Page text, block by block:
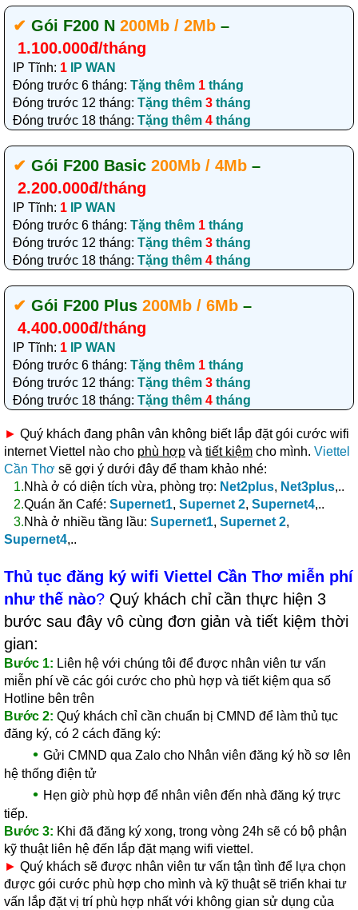
✔‎ Gói F200 N 200Mb / 2Mb –
1.100.000đ/tháng
IP Tĩnh: 1 IP WAN
Đóng trước 6 tháng: Tặng thêm 1 tháng
Đóng trước 12 tháng: Tặng thêm 3 tháng
Đóng trước 18 tháng: Tặng thêm 4 tháng
✔‎ Gói F200 Basic 200Mb / 4Mb –
2.200.000đ/tháng
IP Tĩnh: 1 IP WAN
Đóng trước 6 tháng: Tặng thêm 1 tháng
Đóng trước 12 tháng: Tặng thêm 3 tháng
Đóng trước 18 tháng: Tặng thêm 4 tháng
✔‎ Gói F200 Plus 200Mb / 6Mb –
4.400.000đ/tháng
IP Tĩnh: 1 IP WAN
Đóng trước 6 tháng: Tặng thêm 1 tháng
Đóng trước 12 tháng: Tặng thêm 3 tháng
Đóng trước 18 tháng: Tặng thêm 4 tháng
► Quý khách đang phân vân không biết lắp đặt gói cước wifi
internet Viettel nào cho phù hợp và tiết kiệm cho mình. Viettel
Cần Thơ sẽ gợi ý dưới đây để tham khảo nhé:
1.Nhà ở có diện tích vừa, phòng trọ: Net2plus, Net3plus,..
2.Quán ăn Café: Supernet1, Supernet 2, Supernet4,..
3.Nhà ở nhiều tầng lầu: Supernet1, Supernet 2,
Supernet4,..
Thủ tục đăng ký wifi Viettel Cần Thơ miễn phí
như thế nào? Quý khách chỉ cần thực hiện 3
bước sau đây vô cùng đơn giản và tiết kiệm thời
gian:
Bước 1: Liên hệ với chúng tôi để được nhân viên tư vấn
miễn phí về các gói cước cho phù hợp và tiết kiệm qua số
Hotline bên trên
Bước 2: Quý khách chỉ cần chuẩn bị CMND để làm thủ tục
đăng ký, có 2 cách đăng ký:
• Gửi CMND qua Zalo cho Nhân viên đăng ký hồ sơ lên
hệ thống điện tử
• Hẹn giờ phù hợp để nhân viên đến nhà đăng ký trực
tiếp.
Bước 3: Khi đã đăng ký xong, trong vòng 24h sẽ có bộ phận
kỹ thuật liên hệ đến lắp đặt mạng wifi viettel.
► Quý khách sẽ được nhân viên tư vấn tận tình để lựa chọn
được gói cước phù hợp cho mình và kỹ thuật sẽ triển khai tư
vấn lắp đặt vị trí phù hợp nhất với không gian sử dụng của